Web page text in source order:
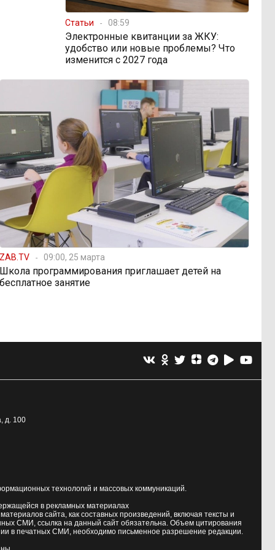
Статьи 08:59
Электронные квитанции за ЖКУ:
удобство или новые проблемы? Что
изменится с 2027 года
ZAB.TV 09:00, 25 марта
Школа программирования приглашает детей на
бесплатное занятие
д. 100
технологий и массовых коммуникаций.
в рекламных материалах
сайта, как составных произведений, включая тексты и
СМИ, ссылка на данный сайт обязательна. Объем цитирования
в печатных СМИ, необходимо письменное разрешение редакции.